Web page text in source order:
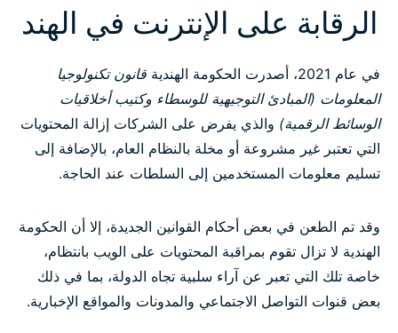
الرقابة على الإنترنت في الهند
في عام 2021، أصدرت الحكومة الهندية
قانون تكنولوجيا
المعلومات (المبادئ التوجيهية للوسطاء وكتيب أخلاقيات
الوسائط الرقمية) والذي يفرض على الشركات إزالة المحتويات
التي تعتبر غير مشروعة أو مخلة بالنظام العام، بالإضافة إلى
تسليم معلومات المستخدمين إلى السلطات عند الحاجة.
وقد تم الطعن في بعض أحكام القوانين الجديدة، إلا أن الحكومة
الهندية لا تزال تقوم بمراقبة المحتويات على الويب بانتظام،
خاصة تلك التي تعبر عن آراء سلبية تجاه الدولة، بما في ذلك
بعض قنوات التواصل الاجتماعي والمدونات والمواقع الإخبارية.